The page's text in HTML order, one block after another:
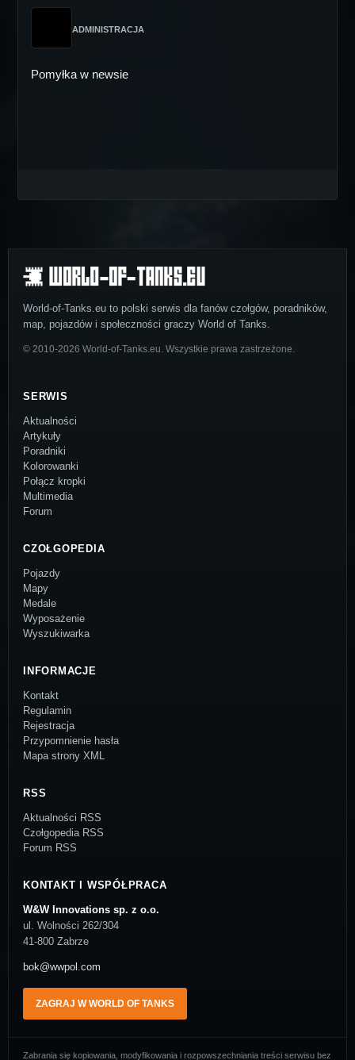
ADMINISTRACJA
Pomyłka w newsie
World-of-Tanks.eu to polski serwis dla fanów czołgów, poradników,
map, pojazdów i społeczności graczy World of Tanks.
© 2010-2026 World-of-Tanks.eu. Wszystkie prawa zastrzeżone.
SERWIS
Aktualności
Artykuły
Poradniki
Kolorowanki
Połącz kropki
Multimedia
Forum
CZOŁGOPEDIA
Pojazdy
Mapy
Medale
Wyposażenie
Wyszukiwarka
INFORMACJE
Kontakt
Regulamin
Rejestracja
Przypomnienie hasła
Mapa strony XML
RSS
Aktualności RSS
Czołgopedia RSS
Forum RSS
KONTAKT I WSPÓŁPRACA
W&W Innovations sp. z o.o.
ul. Wolności 262/304
41-800 Zabrze
bok@wwpol.com
ZAGRAJ W WORLD OF TANKS
Zabrania się kopiowania, modyfikowania i rozpowszechniania treści serwisu bez